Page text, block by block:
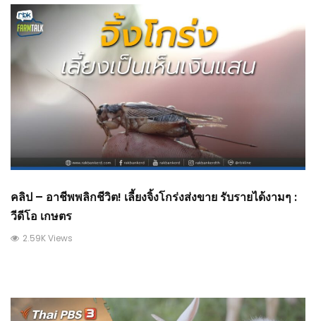
คลิป – อาชีพพลิกชีวิต! เลี้ยงจิ้งโกร่งส่งขาย รับรายได้งามๆ :
วีดีโอ เกษตร
2.59K Views